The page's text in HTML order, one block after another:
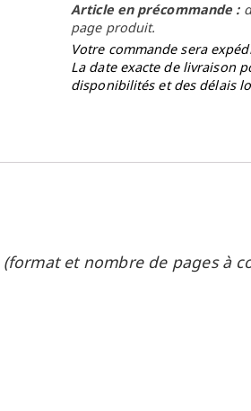
Article en précommande :
page produit.
Votre commande sera
La date exacte de livraison
disponibilités et des délais
(format et nombre de pages à